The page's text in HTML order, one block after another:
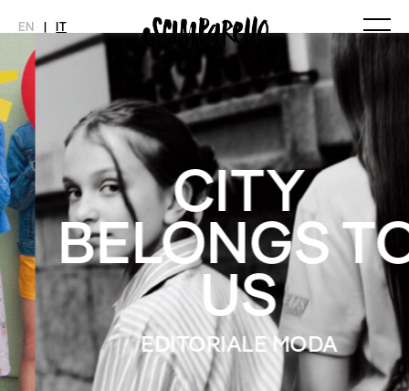
EN | IT
MAGAZINE
Ultimo Numero
Archivio
NOVITÀ MODA
Collezioni
Editoriali
Styling Tips
Video
SHOP
INTERVIEW
Meet Me
SCIMPARELLO
Chi siamo
Newsletter
Privacy Policy
Imprint
CITY
BELONGS TO
US
EDITORIALE MODA